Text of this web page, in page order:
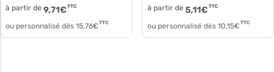
à partir de 9,71€ TTC
ou personnalisé dès 15,76€ TTC
à partir de 5,11€ TTC
ou personnalisé dès 10,15€ TTC